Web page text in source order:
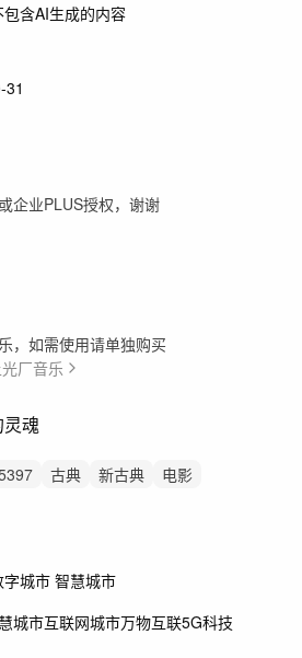
含AI生成的内容
31
企业PLUS授权，谢谢
，如需使用请单独购买
厂音乐
魂
古典 新古典
电影
城市互联网城市万物互联5G科技